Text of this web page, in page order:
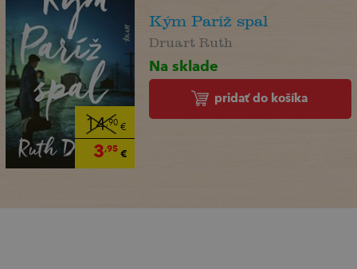
14,90€
3,95€
Kým Paríž spal
Druart Ruth
Na sklade
pridať do košíka